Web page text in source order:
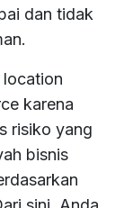
dan tidak
location
karena
risiko yang
bisnis